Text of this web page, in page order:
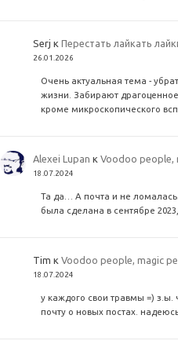
Serj кПерестать лайкать
26.01.2026
Очень актуальная тема -
жизни. Забирают
кроме микроскопического
Alexei Lupan кVoodoo people,
18.07.2024
Та да… А почта и не
была сделана в сентябре
Tim кVoodoo people, magic
18.07.2024
у каждого свои травмы =)
почту о новых постах.